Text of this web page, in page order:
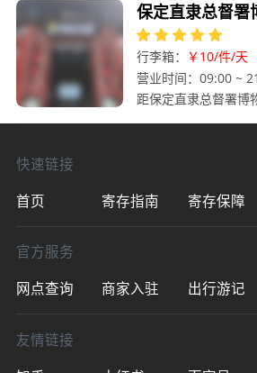
保定直隶总督署
行李箱： ￥10/件/天
营业时间：09:00 ~
距保定直隶总督署博
快速链接
首页
寄存指南 寄存保障
官方服务
网点查询
商家入驻 出行游记
友情链接